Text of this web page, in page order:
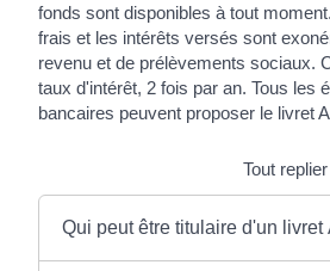
fonds sont disponibles à tout
frais et les intérêts versés sont
revenu et de prélèvements sociaux.
taux d'intérêt, 2 fois par an. Tous les
bancaires peuvent proposer le livret
Tout replier
Qui peut être titulaire d'un livret